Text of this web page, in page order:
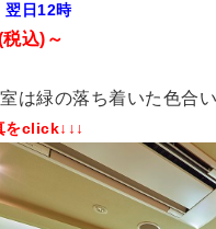
日12時
込)～
は緑の落ち着いた色合い
をclick↓↓↓